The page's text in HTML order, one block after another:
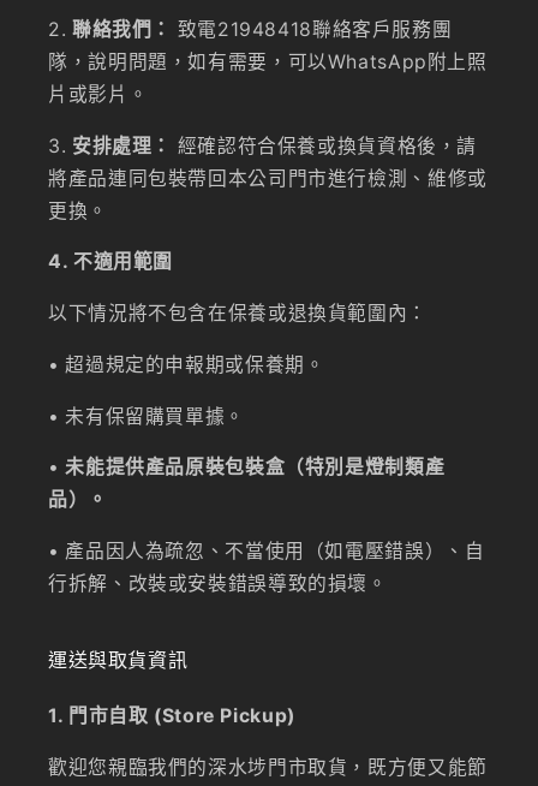
2. 聯絡我們：
致電21948418聯絡客戶服務團
隊，說明問題，如有需要，可以WhatsApp附上照
片或影片。
3. 安排處理：
經確認符合保養或換貨資格後，請
將產品連同包裝帶回本公司門市進行檢測、維修或
更換。
4. 不適用範圍
以下情況將不包含在保養或退換貨範圍內：
• 超過規定的申報期或保養期。
• 未有保留購買單據。
•未能提供產品原裝包裝盒（特別是燈制類產
品）。
• 產品因人為疏忽、不當使用（如電壓錯誤）、自
行拆解、改裝或安裝錯誤導致的損壞。
運送與取貨資訊
1. 門市自取 (Store Pickup)
歡迎您親臨我們的深水埗門市取貨，既方便又能節